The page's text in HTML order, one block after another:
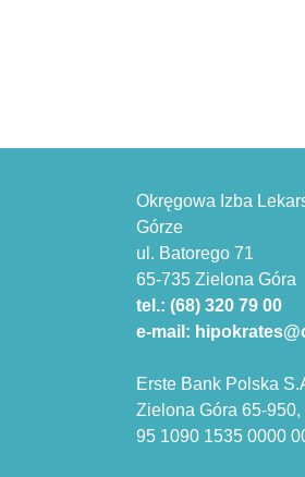
Okręgowa Izba
Górze
ul. Batorego 71
65-735 Zielona Góra
tel.: (68) 320 79 00
e-mail:
Erste Bank Polska
Zielona Góra 65-
95 1090 1535 0000